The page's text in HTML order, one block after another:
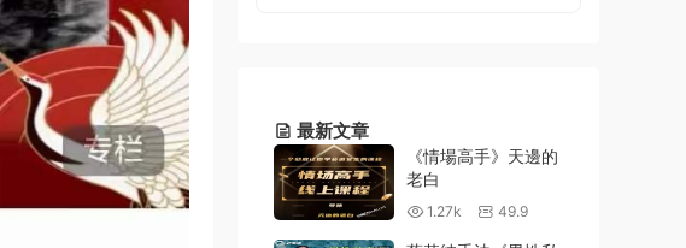
最新文章
《情場高手》天邊的
老白
1.27k 49.9